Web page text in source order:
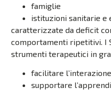
famiglie
istituzioni sanitarie e
caratterizzate da deficit
comportamenti ripetitivi. I
strumenti terapeutici in
facilitare
supportare